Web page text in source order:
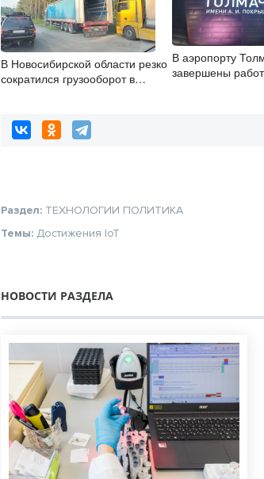
В Новосибирской области резко
сократился грузооборот в
В аэропорту
завершены
Раздел: ТЕХНОЛОГИИ ПОЛИТИКА
Темы: Достижения IoT
НОВОСТИ РАЗДЕЛА